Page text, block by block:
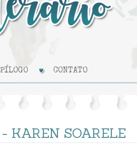
CONTATO
KAREN SOARELE